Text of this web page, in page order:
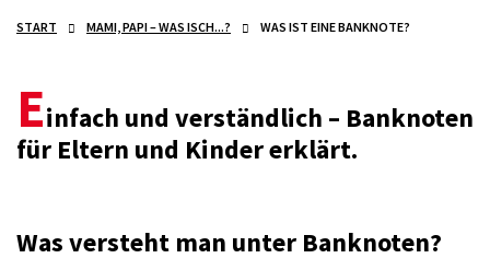
START MAMI, PAPI – WAS ISCH...? WAS IST EINE BANKNOTE?
Einfach und verständlich – Banknoten
für Eltern und Kinder erklärt.
Was versteht man unter Banknoten?